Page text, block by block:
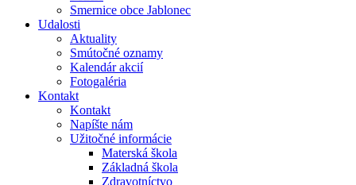
Smernice obce Jablonec
Udalosti
Aktuality
Smútočné oznamy
Kalendár akcií
Fotogaléria
Kontakt
Kontakt
Napíšte nám
Užitočné informácie
Materská škola
Základná škola
Zdravotníctvo